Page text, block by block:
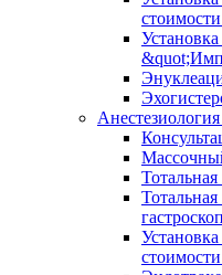
Анестезиология